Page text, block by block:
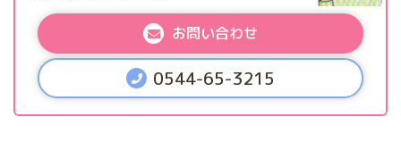
お問い合わせ
0544-65-3215